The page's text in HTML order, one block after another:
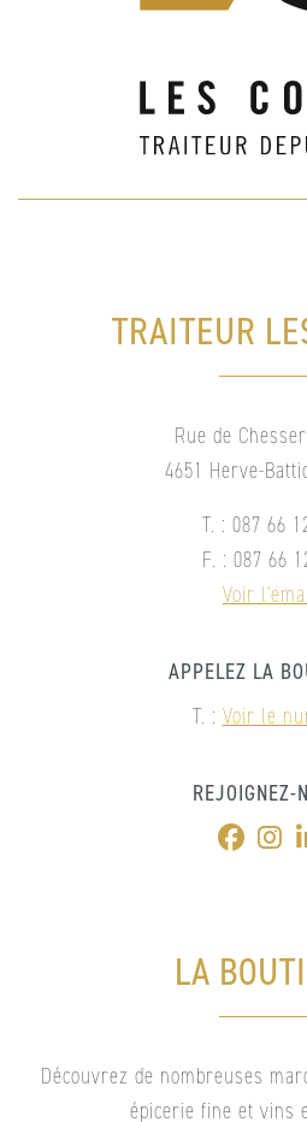
TRAITEUR
Rue de
4651 Herve-
T. : 087 66
F. : 087 66
Voir
APPELEZ LA
T. : Voir le
REJOIGNEZ-
LA
Découvrez de nombreuses
épicerie fine et vins